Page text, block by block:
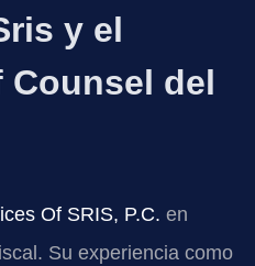
y el
Counsel del
Of SRIS, P.C. en
Su experiencia como